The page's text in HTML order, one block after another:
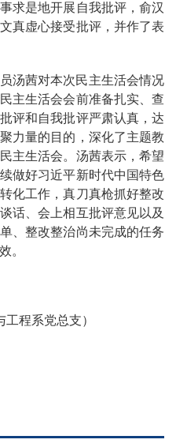
求是地开展自我批评，俞汉
真虚心接受批评，并作了表
汤茜对本次民主生活会情况
主生活会会前准备扎实、查
评和自我批评严肃认真，达
力量的目的，深化了主题教
主生活会。汤茜表示，希望
做好习近平新时代中国特色
化工作，真刀真枪抓好整改
话、会上相互批评意见以及
、整改整治尚未完成的任务
。
工程系党总支）